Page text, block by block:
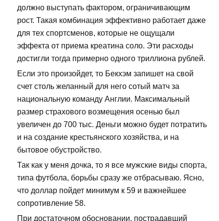
должно выступать фактором, ограничивающим
рост. Такая комбинация эффективно работает даже
для тех спортсменов, которые не ощущали
эффекта от приема креатина соло. Эти расходы
достигли тогда примерно одного триллиона рублей.
Если это произойдет, то Бекхэм запишет на свой
счет столь желанный для него сотый матч за
национальную команду Англии. Максимальный
размер страхового возмещения осенью был
увеличен до 700 тыс. Деньги можно будет потратить
и на создание крестьянского хозяйства, и на
бытовое обустройство.
Так как у меня дочка, то я все мужские виды спорта,
типа футбола, борьбы сразу же отбрасываю. Ясно,
что доллар пойдет минимум к 59 и важнейшее
сопротивление 58.
При достаточном обосновании, пострадавший